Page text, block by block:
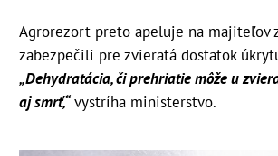
Agrorezort preto apeluje na majiteľov
zabezpečili pre zvieratá dostatok
„Dehydratácia, či prehriatie môže u
aj smrť,“vystríha ministerstvo.